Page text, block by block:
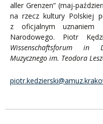
aller Grenzen” (maj-
na rzecz kultury Polskiej
z oficjalnym uznaniem
Narodowego. Piotr
Wissenschaftsforum in
Muzycznego im. Teodora